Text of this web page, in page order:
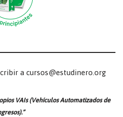
a cursos@estudinero.org
VAIs (Vehículos Automatizados de